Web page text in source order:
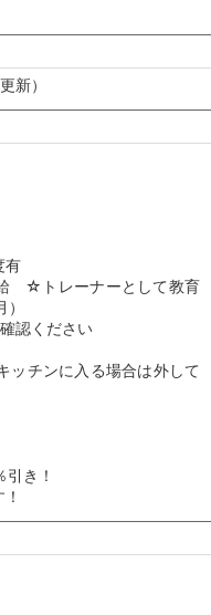
新）
有
☆トレーナーとして教育
認ください
ッチンに入る場合は外して
き！